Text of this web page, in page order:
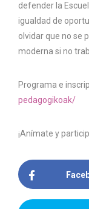
defender la
igualdad de
olvidar que no se
moderna si no
Programa e
pedagogikoak/
¡Anímate y